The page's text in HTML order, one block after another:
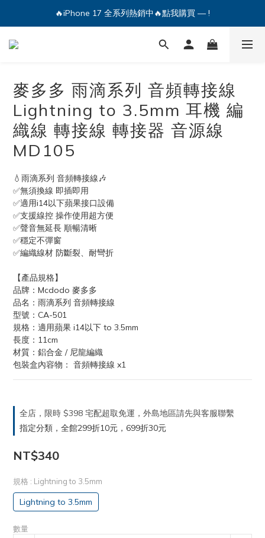
🔥iPhone 17 全系列熱銷中🔥點我購買 — !
💕加入Q哥 Line 新好友領優惠券！🎫
🔥iPhone 17 全系列熱銷中🔥點我購買 — !
麥多多 雨滴系列 音頻轉接線
Lightning to 3.5mm 耳機 編
織線 轉接線 轉接器 音源線
MD105
💧雨滴系列 音頻轉接線🎶
✅無須換線 即插即用
✅適用i14以下蘋果接口設備
✅支援線控 操作使用超方便
✅聲音無延長 順暢清晰
✅穩定不彈窗
✅編織線材 防斷裂、耐彎折
【產品規格】
品牌：Mcdodo 麥多多
品名：雨滴系列 音頻轉接線
型號：CA-501
規格：適用蘋果 i14以下 to 3.5mm
長度：11cm
材質：鋁合金 / 尼龍編織
包裝盒內容物： 音頻轉接線 x1
全店，限時 $398 宅配超取免運，外島地區請先與客服聯繫
指定分類，全館299折10元，699折30元
NT$340
規格 : Lightning to 3.5mm
Lightning to 3.5mm
數量